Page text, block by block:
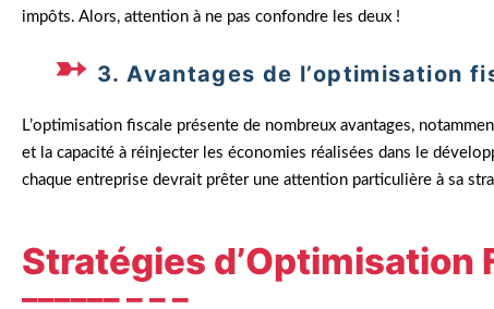
impôts. Alors, attention à ne pas confondre les deux !
3. Avantages de l’optimisation
L’optimisation fiscale présente de nombreux avantages,
et la capacité à réinjecter les économies réalisées dans le
chaque entreprise devrait prêter une attention particulière à sa
Stratégies d’Optimisation